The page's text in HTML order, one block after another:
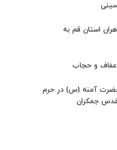
استان قم به
عفاف و حجاب
آمنه (س) در حرم
جمکران